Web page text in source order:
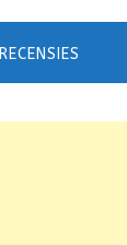
RECENSIES